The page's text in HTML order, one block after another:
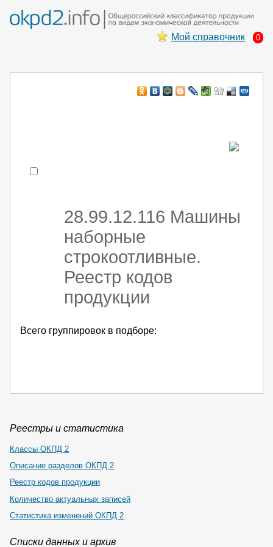
Мой справочник 0
28.99.12.116 Машины
наборные
строкоотливные.
Реестр кодов
продукции
Всего группировок в подборе:
Реестры и статистика
Классы ОКПД 2
Описание разделов ОКПД 2
Реестр кодов продукции
Количество актуальных записей
Статистика изменений ОКПД 2
Списки данных и архив